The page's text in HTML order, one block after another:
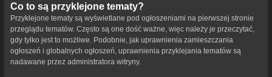
Co to są przyklejone tematy?
Przyklejone tematy są wyświetlane pod ogłoszeniami na pierwszej stronie
przeglądu tematów. Często są one dość ważne, więc należy je przeczytać,
gdy tylko jest to możliwe. Podobnie, jak uprawnienia zamieszczania
ogłoszeń i globalnych ogłoszeń, uprawnienia przyklejania tematów są
nadawane przez administratora witryny.